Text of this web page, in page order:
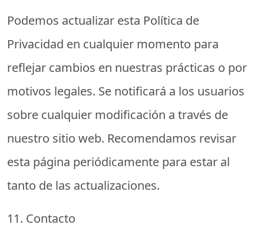
Podemos actualizar esta Política de
Privacidad en cualquier momento para
reflejar cambios en nuestras prácticas o por
motivos legales. Se notificará a los usuarios
sobre cualquier modificación a través de
nuestro sitio web. Recomendamos revisar
esta página periódicamente para estar al
tanto de las actualizaciones.
11. Contacto